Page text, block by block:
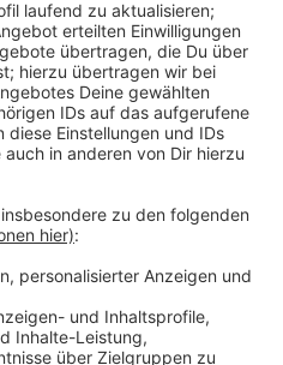
3.500 Euro
können Personen
in der betroffenen Region
erlitten haben.
auch zahlreiche
und freiberuflich
zu helfen und die
durch die entstandenen
zu mildern, können für
5.000 Euro abgerufen
Ausgaben für Räumung
Wiederaufbau